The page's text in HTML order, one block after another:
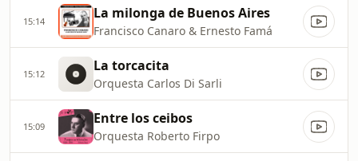
15:14 La milonga de Buenos Aires
Francisco Canaro & Ernesto Famá
15:12 La torcacita
Orquesta Carlos Di Sarli
15:09 Entre los ceibos
Orquesta Roberto Firpo